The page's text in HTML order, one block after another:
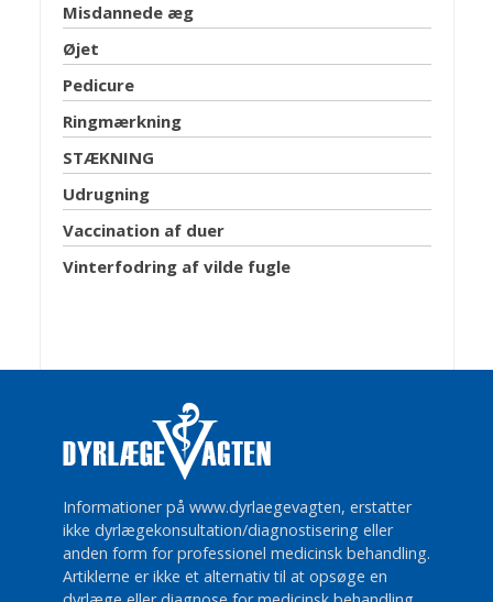
Misdannede æg
Øjet
Pedicure
Ringmærkning
STÆKNING
Udrugning
Vaccination af duer
Vinterfodring af vilde fugle
Informationer på www.dyrlaegevagten, erstatter
ikke dyrlægekonsultation/diagnostisering eller
anden form for professionel medicinsk behandling.
Artiklerne er ikke et alternativ til at opsøge en